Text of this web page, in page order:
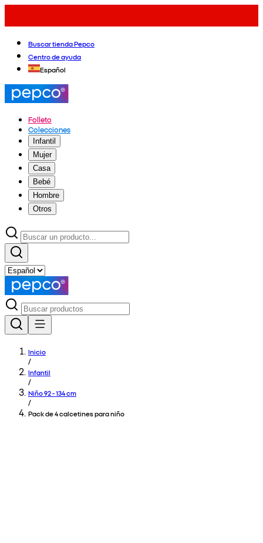
Buscar tienda Pepco
Centro de ayuda
Español
Folleto
Colecciones
Infantil
Mujer
Casa
Bebé
Hombre
Otros
Inicio
/
Infantil
/
Niño 92 - 134 cm
/
Pack de 4 calcetines para niño